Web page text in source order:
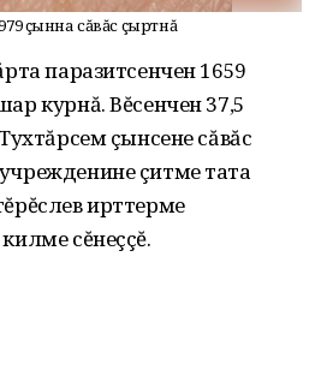
çынна сăвăс çыртнă
паразитсенчен 1659
курнă. Вĕсенчен 37,5
çынсене сăвăс
çитме тата
ирттерме
сĕнеççĕ.